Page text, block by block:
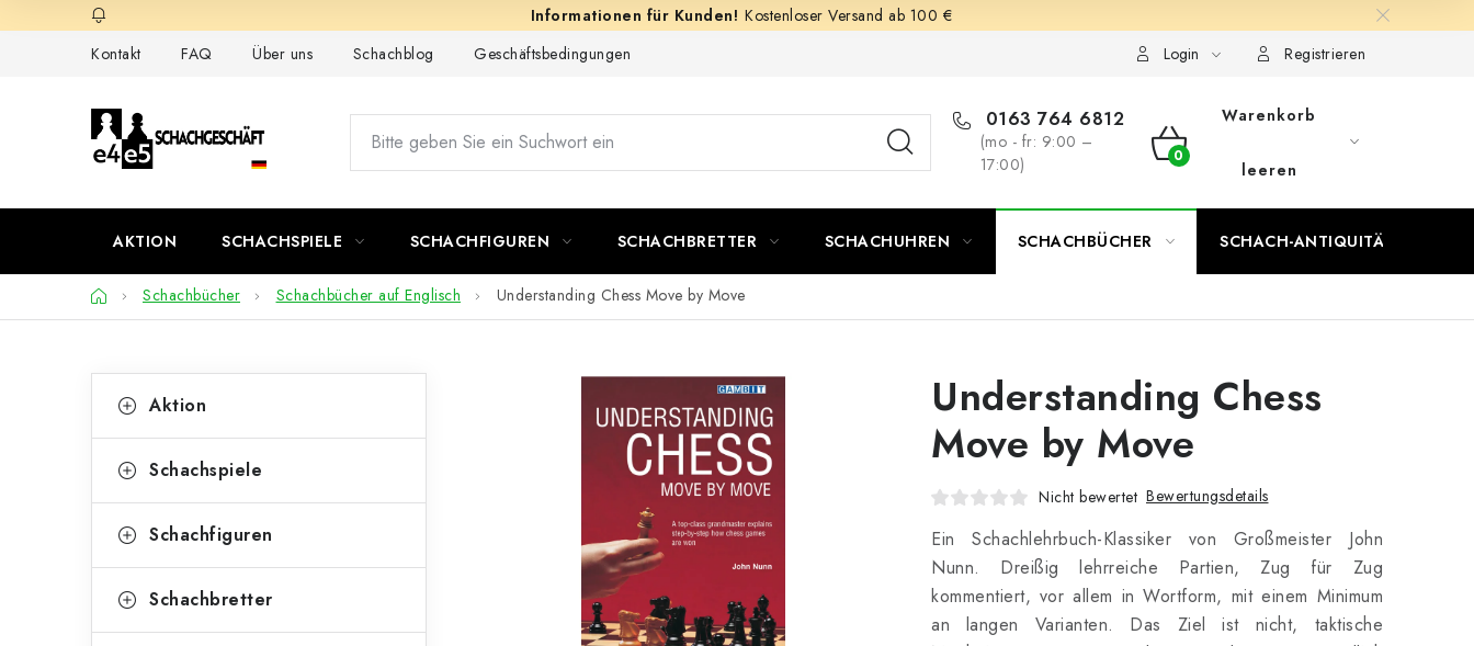
Inhalt
Kostenloser Versand ab 100 €
Kontakt
FAQ Über uns Schachblog Geschäftsbedingungen Login Registrieren
0163 764 6812
(mo - fr: 9:00 –
17:00)
WARENKORB
Warenkorb
leeren
AKTION SCHACHSPIELE SCHACHFIGUREN SCHACHBRETTER SCHACHUHREN SCHACHBÜCHER SCHACH-ANTIQUITÄTENLADEN
StartseiteSchachbücher Schachbücher auf Englisch Understanding Chess Move by Move
e
t
e
überspringen
a
e
o
Aktion
Schachspiele
Schachfiguren
Schachbretter
Understanding Chess
Move by Move
Nicht bewertet Bewertungsdetails
Ein Schachlehrbuch-Klassiker von Großmeister John
Nunn. Dreißig lehrreiche Partien, Zug für Zug
kommentiert, vor allem in Wortform, mit einem Minimum
an langen Varianten. Das Ziel ist nicht, taktische